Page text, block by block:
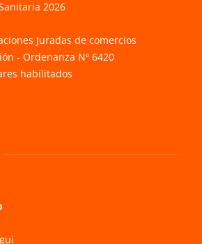
2026
Juradas de comercios
- Ordenanza Nº 6420
habilitados